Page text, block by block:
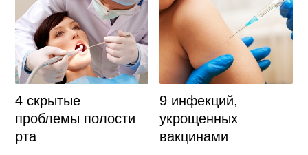
4 скрытые
проблемы полости
рта
9 инфекций,
укрощенных
вакцинами